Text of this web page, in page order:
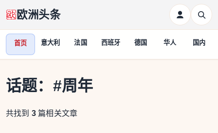
欧洲头条
首页 意大利 法国 西班牙 德国 华人 国内
话题： #周年
共找到 3 篇相关文章